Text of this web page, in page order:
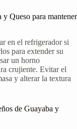
y Queso para mantener
en el refrigerador si
para extender su
un horno
crujiente. Evitar el
y alterar la textura
de Guayaba y